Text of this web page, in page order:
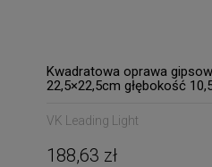
Kwadratowa oprawa
22,5×22,5cm głębokość
VK Leading Light
188,63 zł